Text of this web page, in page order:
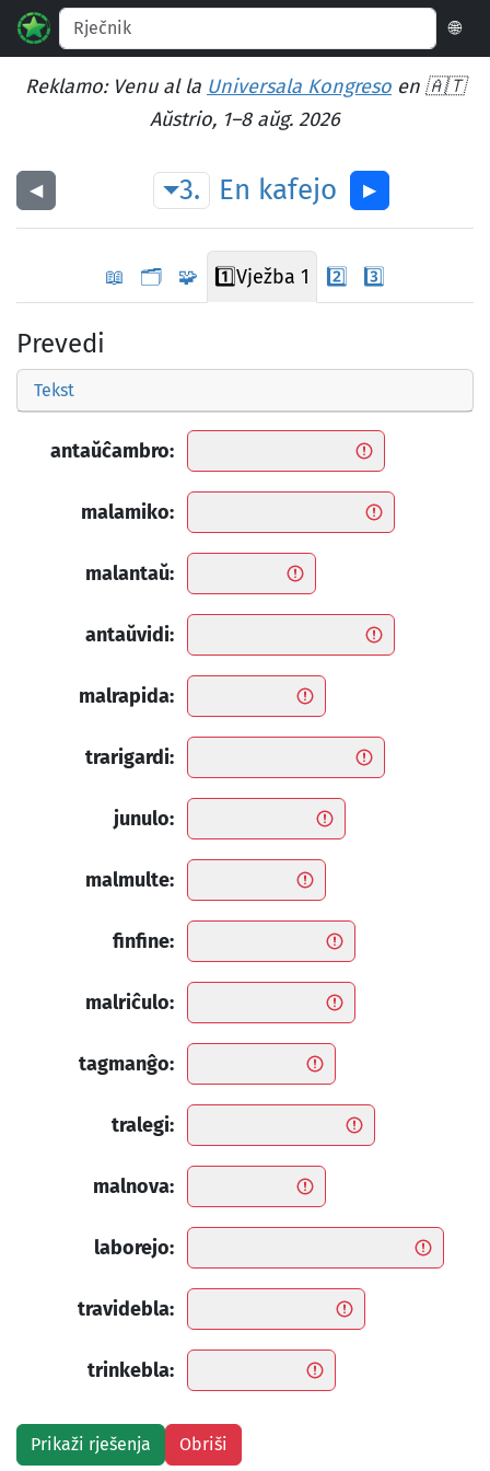
🌐
Reklamo: Venu al la Universala Kongreso en 🇦🇹
Aŭstrio, 1–8 aŭg. 2026
◀︎ 3. En kafejo ▶︎
📖 🗂️ 🧩 1️⃣Vježba 1 2️⃣ 3️⃣
Prevedi
Tekst
antaŭĉambro:
malamiko:
malantaŭ:
antaŭvidi:
malrapida:
trarigardi:
junulo:
malmulte:
finfine:
malriĉulo:
tagmanĝo:
tralegi:
malnova:
laborejo:
travidebla:
trinkebla: